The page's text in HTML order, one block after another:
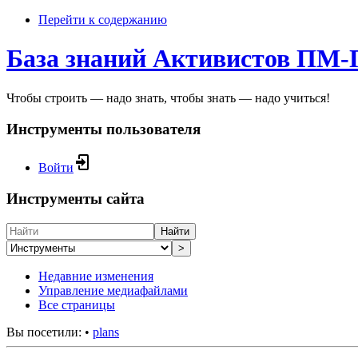
Перейти к содержанию
База знаний Активистов
Чтобы строить — надо знать, чтобы знать — надо учиться!
Инструменты пользователя
Войти
Инструменты сайта
Найти
>
Недавние изменения
Управление медиафайлами
Все страницы
Вы посетили: • plans